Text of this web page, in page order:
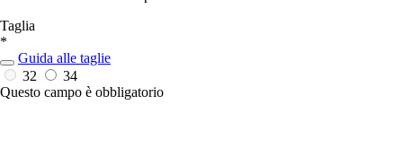
Taglia
*
Guida alle taglie
32
34
Questo campo è obbligatorio